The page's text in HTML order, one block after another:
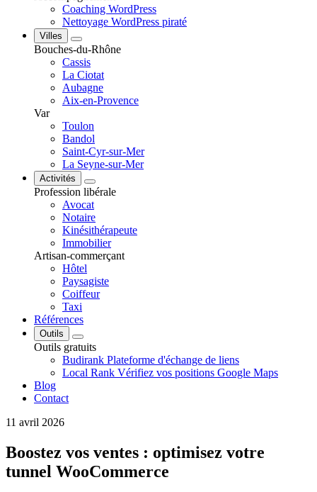
Coaching WordPress
Nettoyage WordPress piraté
Villes
Bouches-du-Rhône
Cassis
La Ciotat
Aubagne
Aix-en-Provence
Var
Toulon
Bandol
Saint-Cyr-sur-Mer
La Seyne-sur-Mer
Activités
Profession libérale
Avocat
Notaire
Kinésithérapeute
Immobilier
Artisan-commerçant
Hôtel
Paysagiste
Coiffeur
Taxi
Références
Outils
Outils gratuits
Budirank Plateforme d'échange de liens
Local Rank Vérifiez vos positions Google Maps
Blog
Contact
11 avril 2026
Boostez vos ventes : optimisez votre
tunnel WooCommerce